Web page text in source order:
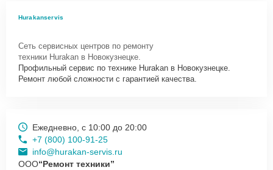
Hurakanservis
Сеть сервисных центров по ремонту
техники Hurakan в Новокузнецке.
Профильный сервис по технике Hurakan в Новокузнецке.
Ремонт любой сложности с гарантией качества.
Ежедневно, с 10:00 до 20:00
+7 (800) 100-91-25
info@hurakan-servis.ru
ООО“Ремонт техники”